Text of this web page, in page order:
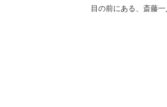
目の前にある、斎藤